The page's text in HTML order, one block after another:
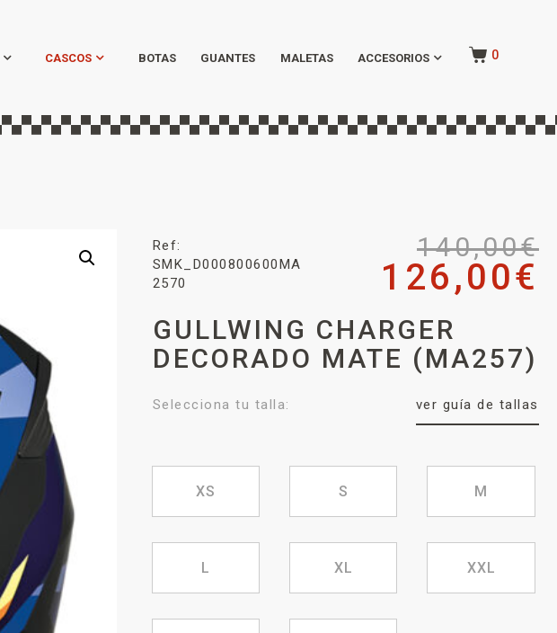
CASCOS BOTAS GUANTES MALETAS ACCESORIOS 0
Ref:
SMK_D000800600MA
2570
140,00€
126,00€
GULLWING CHARGER
DECORADO MATE (MA257)
Selecciona tu talla: ver guía de tallas
XS S M
L XL XXL